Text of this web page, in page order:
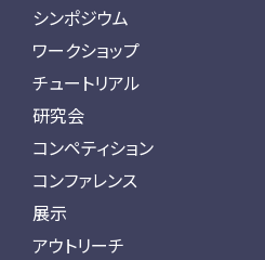
シンポジウム
ワークショップ
チュートリアル
研究会
コンペティション
コンファレンス
展示
アウトリーチ